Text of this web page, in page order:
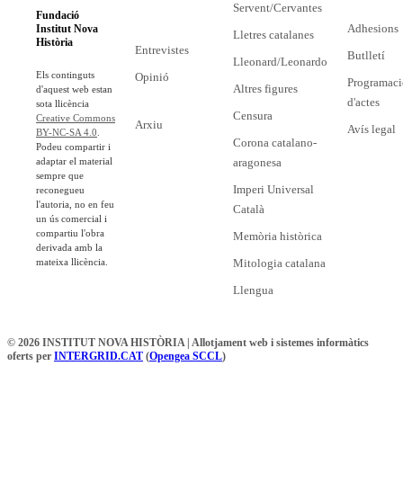
Fundació
Institut Nova
Història
Els continguts
d'aquest web estan
sota llicència
Creative Commons
BY-NC-SA 4.0
Podeu compartir i
adaptar el material
sempre que
reconegueu
l'autoria, no en feu
un ús comercial i
compartiu l'obra
derivada amb la
mateixa llicència.
Entrevistes
Opinió
Arxiu
Servent/Cervantes
Lletres catalanes
Lleonard/Leonardo
Altres figures
Censura
Corona catalano-
aragonesa
Imperi Universal
Català
Memòria històrica
Mitologia catalana
Llengua
Adhesions
Butlletí
d'actes
Avís legal
© 2026 INSTITUT NOVA HISTÒRIA | Allotjament web i sistemes informàtics
oferts per INTERGRID.CAT (Opengea SCCL)